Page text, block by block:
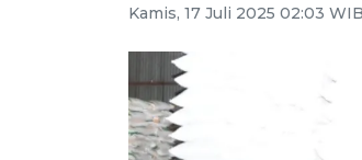
Kamis, 17 Juli 2025 02:03 WIB